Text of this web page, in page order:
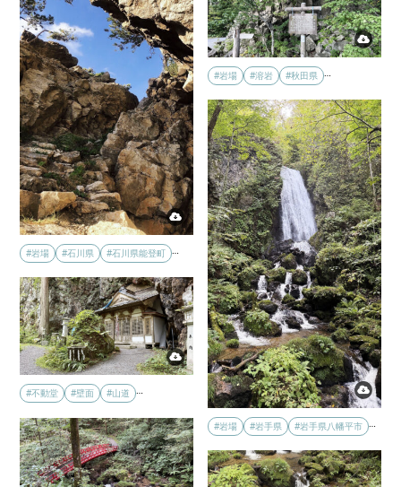
#岩場 #石川県 #石川県能登町 …
#岩場 #溶岩 #秋田県 …
#岩場 #岩手県 #岩手県八幡平市
#不動堂 #壁面 #山道 …